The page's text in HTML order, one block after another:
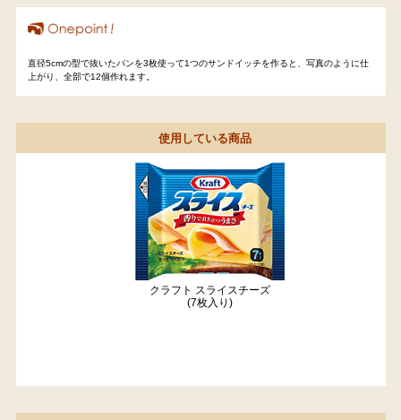
直径5cmの型で抜いたパンを3枚使って1つのサンドイッチを作ると、写真のように仕
上がり、全部で12個作れます。
使用している商品
クラフト スライスチーズ
(7枚入り)